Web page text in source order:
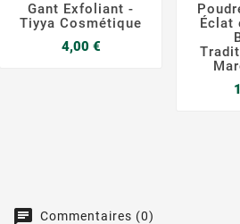
Gant Exfoliant -
Tiyya Cosmétique
4,00 €Prix
Éclat
Commentaires (0)